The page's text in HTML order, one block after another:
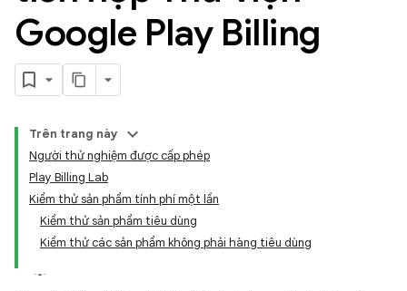
Google Play Billing
Trên trang này
Người thử nghiệm được cấp phép
Play Billing Lab
Kiểm thử sản phẩm tính phí một lần
Kiểm thử sản phẩm tiêu dùng
Kiểm thử các sản phẩm không phải hàng tiêu dùng